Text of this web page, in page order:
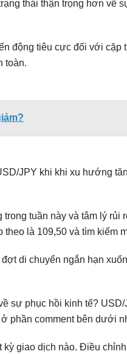
thái thận trọng hơn về
động tiêu cực đối với
toàn.
JPY khi khi xu hướng
tuần này và tâm lý rủi
theo là 109,50 và tìm kiếm
di chuyển ngắn hạn
sự phục hồi kinh tế?
phần comment bên dưới
giao dịch nào. Điều